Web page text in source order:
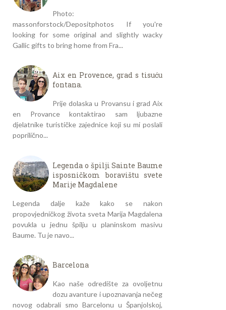
Photo:
massonforstock/Depositphotos If you're
looking for some original and slightly wacky
Gallic gifts to bring home from Fra...
Aix en Provence, grad s tisuću
fontana.
Prije dolaska u Provansu i grad Aix
en Provance kontaktirao sam ljubazne
djelatnike turističke zajednice koji su mi poslali
poprilično...
Legenda o špilji Sainte Baume
isposničkom boravištu svete
Marije Magdalene
Legenda dalje kaže kako se nakon
propovjedničkog života sveta Marija Magdalena
povukla u jednu špilju u planinskom masivu
Baume. Tu je navo...
Barcelona
Kao naše odredište za ovoljetnu
dozu avanture i upoznavanja nečeg
novog odabrali smo Barcelonu u Španjolskoj,